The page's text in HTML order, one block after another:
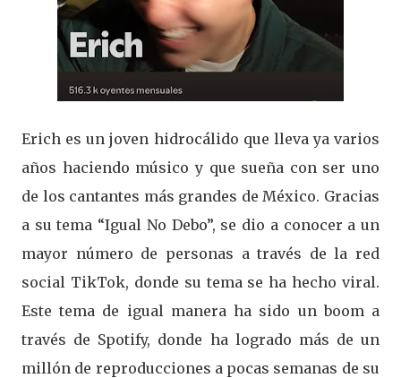
Erich es un joven hidrocálido que lleva ya varios
años haciendo músico y que sueña con ser uno
de los cantantes más grandes de México. Gracias
a su tema “Igual No Debo”, se dio a conocer a un
mayor número de personas a través de la red
social TikTok, donde su tema se ha hecho viral.
Este tema de igual manera ha sido un boom a
través de Spotify, donde ha logrado más de un
millón de reproducciones a pocas semanas de su